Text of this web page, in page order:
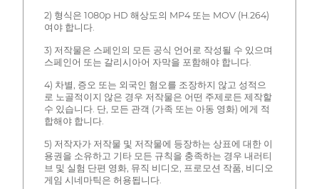
2) 형식은 1080p HD 해상도의 MP4 또는 MOV (H.264)
여야 합니다.
3) 저작물은 스페인의 모든 공식 언어로 작성될 수 있으며
스페인어 또는 갈리시아어 자막을 포함해야 합니다.
4) 차별, 증오 또는 외국인 혐오를 조장하지 않고 성적으
로 노골적이지 않은 경우 저작물은 어떤 주제로든 제작할
수 있습니다. 단, 모든 관객 (가족 또는 아동 영화) 에게 적
합해야 합니다.
5) 저작자가 저작물 및 저작물에 등장하는 상표에 대한 이
용권을 소유하고 기타 모든 규칙을 충족하는 경우 내러티
브 및 실험 단편 영화, 뮤직 비디오, 프로모션 작품, 비디오
게임 시네마틱은 허용됩니다.